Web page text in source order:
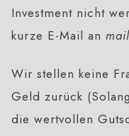
Investment nicht
kurze E-Mail an
Wir stellen keine
Geld zurück
die wertvollen